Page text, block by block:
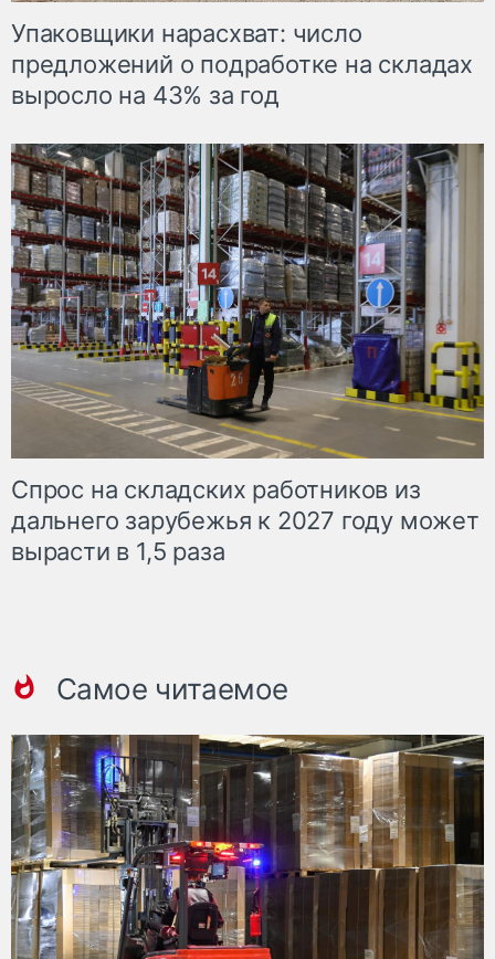
Упаковщики нарасхват: число
предложений о подработке на складах
выросло на 43% за год
Спрос на складских работников из
дальнего зарубежья к 2027 году может
вырасти в 1,5 раза
Самое читаемое